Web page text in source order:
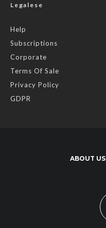
Legalese
Help
Subscriptions
Corporate
Terms Of Sale
Privacy Policy
GDPR
ABOUT US